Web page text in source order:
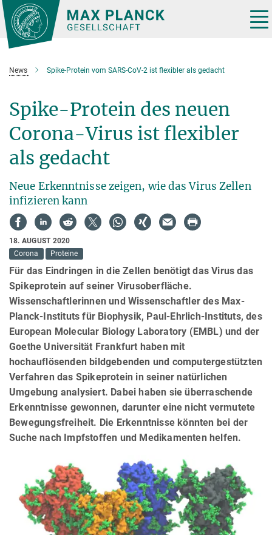
Hauptinhalt
News Spike-Protein vom SARS-CoV-2 ist flexibler als gedacht
Spike-Protein des neuen
Corona-Virus ist flexibler
als gedacht
Neue Erkenntnisse zeigen, wie das Virus Zellen
infizieren kann
18. AUGUST 2020
Corona
Proteine
Für das Eindringen in die Zellen benötigt das Virus das
Spikeprotein auf seiner Virusoberfläche.
Wissenschaftlerinnen und Wissenschaftler des Max-
Planck-Instituts für Biophysik, Paul-Ehrlich-Instituts, des
European Molecular Biology Laboratory (EMBL) und der
Goethe Universität Frankfurt haben mit
hochauflösenden bildgebenden und computergestützten
Verfahren das Spikeprotein in seiner natürlichen
Umgebung analysiert. Dabei haben sie überraschende
Erkenntnisse gewonnen, darunter eine nicht vermutete
Bewegungsfreiheit. Die Erkenntnisse könnten bei der
Suche nach Impfstoffen und Medikamenten helfen.